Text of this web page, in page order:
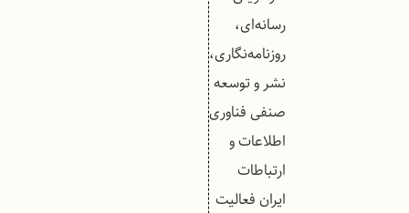
رسانه‌ای،
روزنامه‌نگاری،
نشر و توسعه
صنفی فناوری
اطلاعات و
ارتباطات
ایران فعالیت